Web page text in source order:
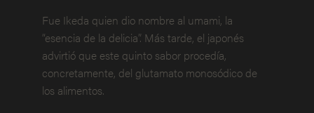
Fue Ikeda quien dio nombre al umami, la
“esencia de la delicia”. Más tarde, el japonés
advirtió que este quinto sabor procedía,
concretamente, del glutamato monosódico de
los alimentos.